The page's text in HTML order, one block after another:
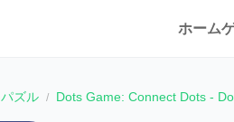
ホーム
パズル Dots Game: Connect Dots -